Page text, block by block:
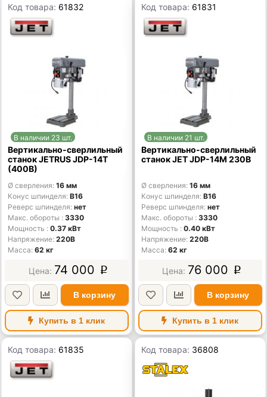
Код товара: 61832
В наличии 23 шт.
Вертикально-сверлильный
станок JETRUS JDP-14T
(400В)
Ø сверления 16 мм
Конус шпинделя В16
Реверс шпинделя нет
Макс. обороты
3330
Мощность
0.37 кВт
Напряжение 220В
Масса 62 кг
74 000 p
В корзину
Купить в 1 клик
Код товара: 61831
В наличии 21 шт.
Вертикально-сверлильный
станок JET JDP-14M 230В
Ø сверления 16 мм
Конус шпинделя В16
Реверс шпинделя нет
Макс. обороты
3330
Мощность
0.40 кВт
Напряжение 220В
Масса 62 кг
76 000 p
В корзину
Купить в 1 клик
Код товара: 61835 Код товара: 36808